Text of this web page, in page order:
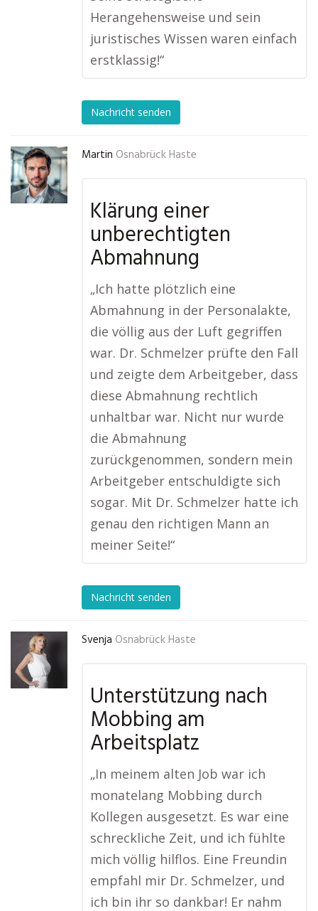
Herangehensweise und sein
juristisches Wissen waren einfach
erstklassig!“
Nachricht senden
Martin Osnabrück Haste
Klärung einer
unberechtigten
Abmahnung
„Ich hatte plötzlich eine
Abmahnung in der Personalakte,
die völlig aus der Luft gegriffen
war. Dr. Schmelzer prüfte den Fall
und zeigte dem Arbeitgeber, dass
diese Abmahnung rechtlich
unhaltbar war. Nicht nur wurde
die Abmahnung
zurückgenommen, sondern mein
Arbeitgeber entschuldigte sich
sogar. Mit Dr. Schmelzer hatte ich
genau den richtigen Mann an
meiner Seite!“
Nachricht senden
Svenja Osnabrück Haste
Unterstützung nach
Mobbing am
Arbeitsplatz
„In meinem alten Job war ich
monatelang Mobbing durch
Kollegen ausgesetzt. Es war eine
schreckliche Zeit, und ich fühlte
mich völlig hilflos. Eine Freundin
empfahl mir Dr. Schmelzer, und
ich bin ihr so dankbar! Er nahm